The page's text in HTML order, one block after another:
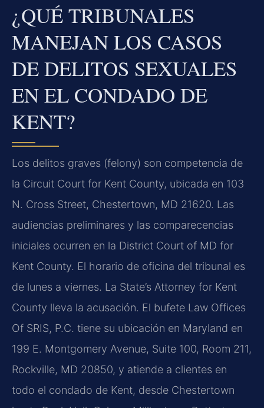
¿QUÉ TRIBUNALES
MANEJAN LOS CASOS
DE DELITOS SEXUALES
EN EL CONDADO DE
KENT?
Los delitos graves (felony) son competencia de
la Circuit Court for Kent County, ubicada en 103
N. Cross Street, Chestertown, MD 21620. Las
audiencias preliminares y las comparecencias
iniciales ocurren en la District Court of MD for
Kent County. El horario de oficina del tribunal es
de lunes a viernes. La State’s Attorney for Kent
County lleva la acusación. El bufete Law Offices
Of SRIS, P.C. tiene su ubicación en Maryland en
199 E. Montgomery Avenue, Suite 100, Room 211,
Rockville, MD 20850, y atiende a clientes en
todo el condado de Kent, desde Chestertown